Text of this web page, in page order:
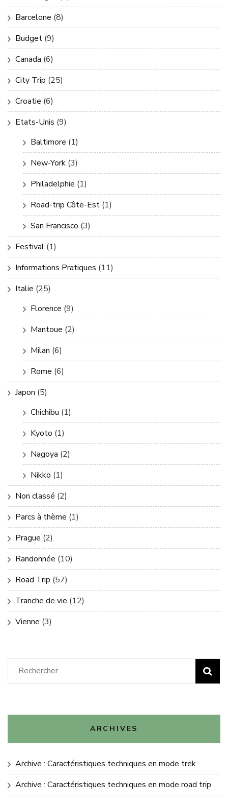
Barcelone (8)
Budget (9)
Canada (6)
City Trip (25)
Croatie (6)
Etats-Unis (9)
Baltimore (1)
New-York (3)
Philadelphie (1)
Road-trip Côte-Est (1)
San Francisco (3)
Festival (1)
Informations Pratiques (11)
Italie (25)
Florence (9)
Mantoue (2)
Milan (6)
Rome (6)
Japon (5)
Chichibu (1)
Kyoto (1)
Nagoya (2)
Nikko (1)
Non classé (2)
Parcs à thème (1)
Prague (2)
Randonnée (10)
Road Trip (57)
Tranche de vie (12)
Vienne (3)
Rechercher :
ARCHIVES
Archive : Caractéristiques techniques en mode trek
Archive : Caractéristiques techniques en mode road trip